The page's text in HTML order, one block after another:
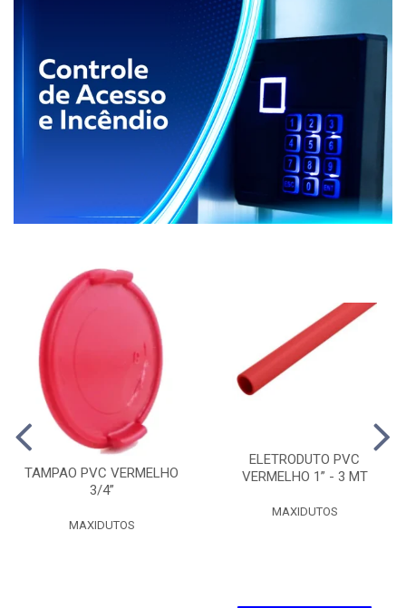
TAMPAO PVC VERMELHO
3/4”
MAXIDUTOS
ELETRODUTO PVC
VERMELHO 1” - 3 MT
MAXIDUTOS